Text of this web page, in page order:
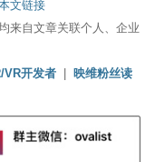
文链接
来自文章关联个人、企业
VR开发者
映维粉丝读